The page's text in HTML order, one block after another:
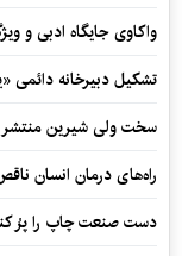
واکاوی جایگاه ادبی و
تشکیل دبیرخانه دائمی
سخت ولی شیرین
راه‌های درمان انسان
دست صنعت چاپ را پرُ